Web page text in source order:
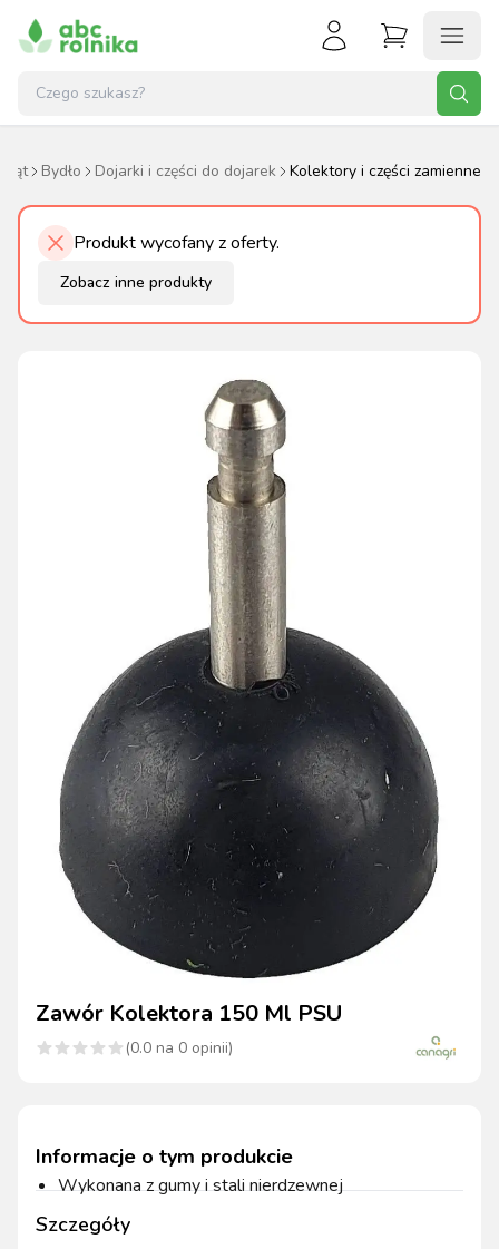
Bydło Dojarki i części do dojarek Kolektory i części zamienne
Produkt wycofany z oferty.
Zobacz inne produkty
Zawór Kolektora 150 Ml PSU
(0.0 na 0 opinii)
Szczegóły
Informacje o tym produkcie
Wykonana z gumy i stali nierdzewnej